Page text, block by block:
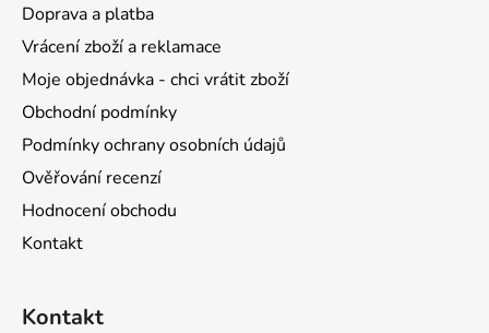
Doprava a platba
Vrácení zboží a reklamace
Moje objednávka - chci vrátit zboží
Obchodní podmínky
Podmínky ochrany osobních údajů
Ověřování recenzí
Hodnocení obchodu
Kontakt
Kontakt